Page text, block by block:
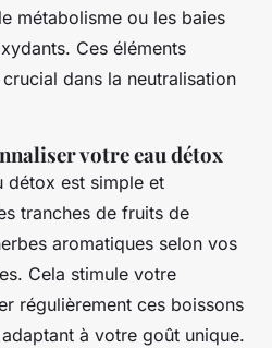
métabolisme ou les baies
Ces éléments
dans la neutralisation
votre eau détox
détox est simple et
tranches de fruits de
aromatiques selon vos
Cela stimule votre
régulièrement ces boissons
à votre goût unique.